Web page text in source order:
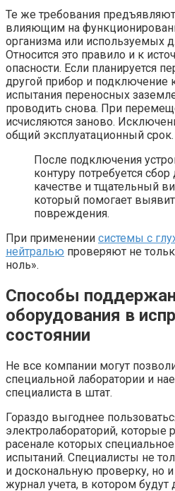
Те же требования
влияющим на
организма или используемых
Относится это правило и к
опасности. Если планируется
другой прибор и подключение
испытания переносных
проводить снова. При
исчисляются заново.
общий эксплуатационный срок.
После подключения
контуру потребуется
качестве и тщательный
который помогает
повреждения.
При применении системы с
нейтралью проверяют не
ноль».
Способы
оборудования в
состоянии
Не все компании могут
специальной лаборатории и
специалиста в штат.
Гораздо выгоднее
электролабораторий, которые
расенале которых
испытаний. Специалисты не
и доскональную проверку, но
журнал учета, в котором будут